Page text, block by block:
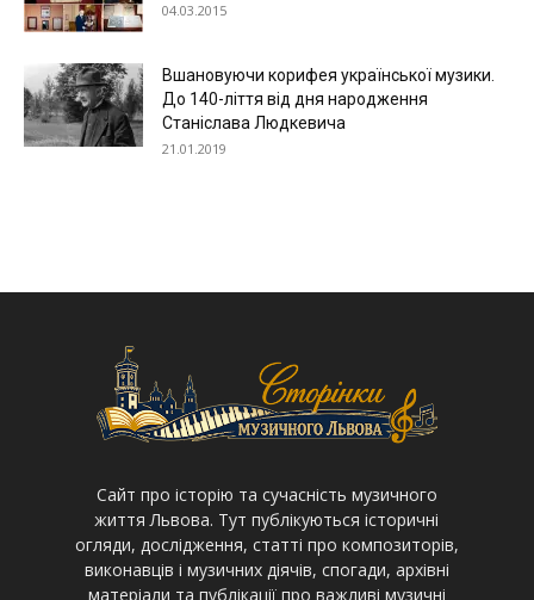
04.03.2015
Вшановуючи корифея української музики.
До 140-ліття від дня народження
Станіслава Людкевича
21.01.2019
Cайт про історію та сучасність музичного
життя Львова. Тут публікуються історичні
огляди, дослідження, статті про композиторів,
виконавців і музичних діячів, спогади, архівні
матеріали та публікації про важливі музичні